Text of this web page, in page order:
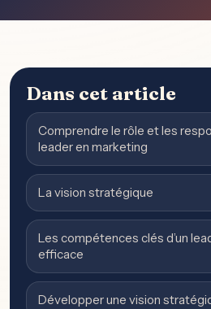
Dans cet article
Comprendre le rôle et les
leader en marketing
La vision stratégique
Les compétences clés d’un
efficace
Développer une vision